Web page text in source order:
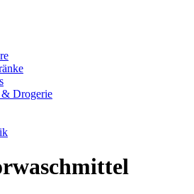
& Drogerie